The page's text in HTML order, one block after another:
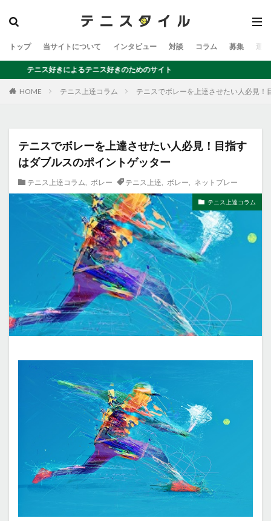
トップ 当サイトについて インタビュー 対談 コラム 募集 運
ス好きによるテニス好きのためのサイト
HOME テニス上達コラム テニスでボレーを上達させたい人必見
テニスでボレーを上達させたい人必見！目指す
はダブルスのポイントゲッター
テニス上達コラム ボレー テニス上達 ボレー ネットプレー
テニス上達コラム